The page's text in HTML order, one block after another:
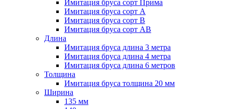
Имитация бруса сорт Прима
Имитация бруса сорт A
Имитация бруса сорт B
Имитация бруса сорт АВ
Длина
Имитация бруса длина 3 метра
Имитация бруса длина 4 метра
Имитация бруса длина 6 метров
Толщина
Имитация бруса толщина 20 мм
Ширина
135 мм